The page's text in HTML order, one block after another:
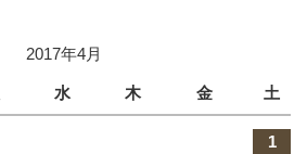
2017年4月
水 木 金 土
1